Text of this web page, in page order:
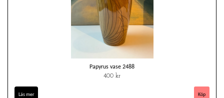
Papyrus vase 2488
400 kr
Läs mer